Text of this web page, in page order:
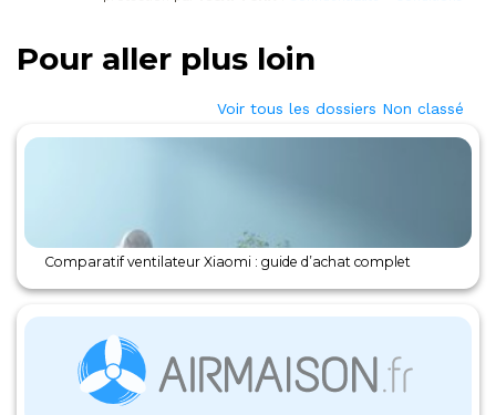
Pour aller plus loin
Voir tous les dossiers Non classé
Comparatif ventilateur Xiaomi : guide d’achat complet